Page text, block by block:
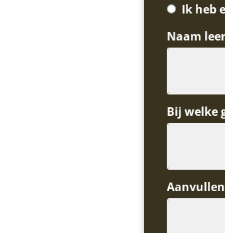
Ik heb
Naam
Bij welke